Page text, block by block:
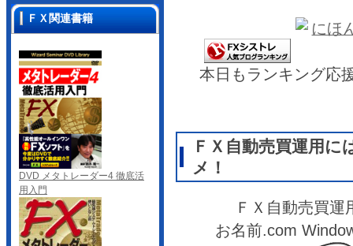
本日もランキング応
ＦＸ自動売買運用
メ！
ＦＸ自動売買
お名前.com
ＦＸ関連書籍
DVD メタトレーダー4 徹底活
用入門